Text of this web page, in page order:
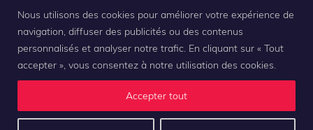
Nous utilisons des cookies pour améliorer votre expérience de
navigation, diffuser des publicités ou des contenus
personnalisés et analyser notre trafic. En cliquant sur « Tout
accepter », vous consentez à notre utilisation des cookies.
Accepter tout
Groupe 6NAPSE © 2019-2026 |